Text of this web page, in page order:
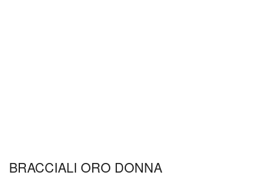
BRACCIALI ORO DONNA